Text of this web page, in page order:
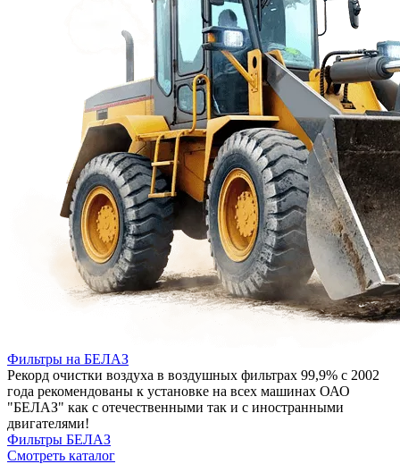
Фильтры на БЕЛАЗ
Рекорд очистки воздуха в воздушных фильтрах 99,9% с 2002
года рекомендованы к установке на всех машинах ОАО
"БЕЛАЗ" как с отечественными так и с иностранными
двигателями!
Фильтры БЕЛАЗ
Смотреть каталог